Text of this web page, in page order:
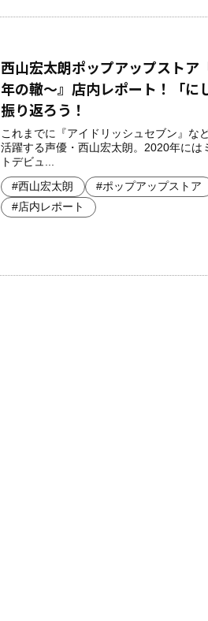
西山宏太朗ポップアップストア
年の轍～』店内レポート！「に
振り返ろう！
これまでに『アイドリッシュセブン』な
活躍する声優・西山宏太朗。2020年には
トデビュ...
#西山宏太朗 #ポップアップストア
#店内レポート